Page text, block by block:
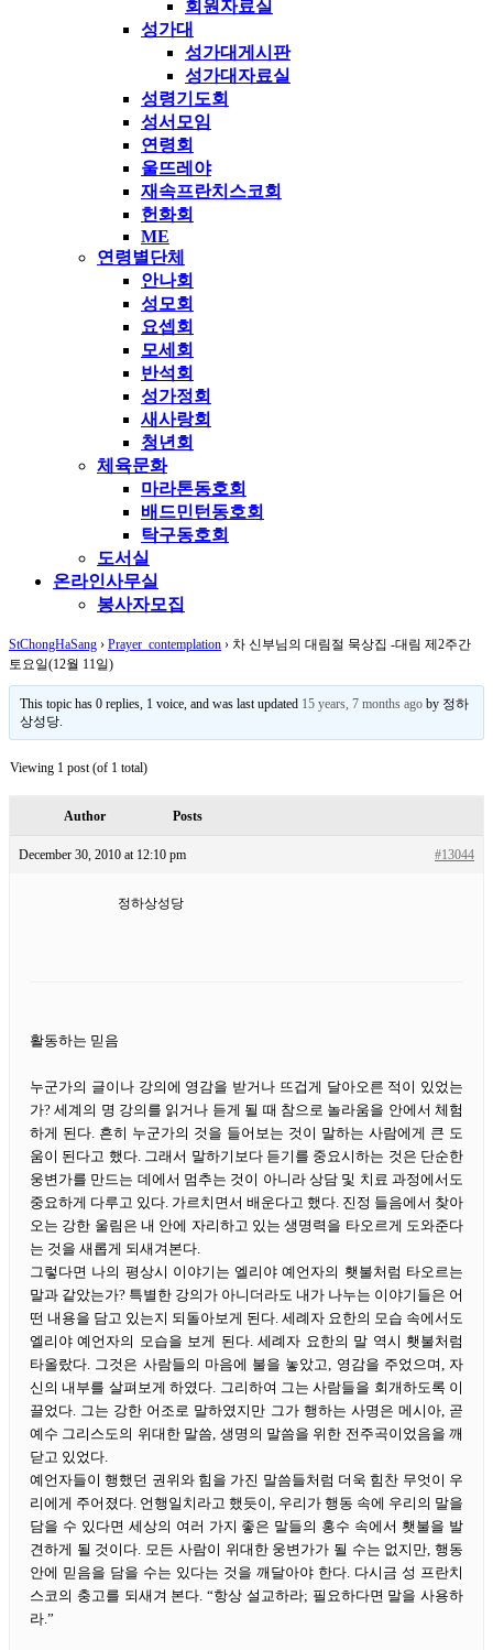
회원자료실
성가대
성가대게시판
성가대자료실
성령기도회
성서모임
연령회
울뜨레야
재속프란치스코회
헌화회
ME
연령별단체
안나회
성모회
요셉회
모세회
반석회
성가정회
새사랑회
청년회
체육문화
마라톤동호회
배드민턴동호회
탁구동호회
도서실
온라인사무실
봉사자모집
StChongHaSang › Prayer_contemplation › 차 신부님의 대림절 묵상집 -대림 제2주간
토요일(12월 11일)
This topic has 0 replies, 1 voice, and was last updated 15 years, 7 months ago by 정하
상성당.
Viewing 1 post (of 1 total)
Author Posts
December 30, 2010 at 12:10 pm #13044
정하상성당
활동하는 믿음
누군가의 글이나 강의에 영감을 받거나 뜨겁게 달아오른 적이 있었는
가? 세계의 명 강의를 읽거나 듣게 될 때 참으로 놀라움을 안에서 체험
하게 된다. 흔히 누군가의 것을 들어보는 것이 말하는 사람에게 큰 도
움이 된다고 했다. 그래서 말하기보다 듣기를 중요시하는 것은 단순한
웅변가를 만드는 데에서 멈추는 것이 아니라 상담 및 치료 과정에서도
중요하게 다루고 있다. 가르치면서 배운다고 했다. 진정 들음에서 찾아
오는 강한 울림은 내 안에 자리하고 있는 생명력을 타오르게 도와준다
는 것을 새롭게 되새겨본다.
그렇다면 나의 평상시 이야기는 엘리야 예언자의 횃불처럼 타오르는
말과 같았는가? 특별한 강의가 아니더라도 내가 나누는 이야기들은 어
떤 내용을 담고 있는지 되돌아보게 된다. 세례자 요한의 모습 속에서도
엘리야 예언자의 모습을 보게 된다. 세례자 요한의 말 역시 횃불처럼
타올랐다. 그것은 사람들의 마음에 불을 놓았고, 영감을 주었으며, 자
신의 내부를 살펴보게 하였다. 그리하여 그는 사람들을 회개하도록 이
끌었다. 그는 강한 어조로 말하였지만 그가 행하는 사명은 메시아, 곧
예수 그리스도의 위대한 말씀, 생명의 말씀을 위한 전주곡이었음을 깨
닫고 있었다.
예언자들이 행했던 권위와 힘을 가진 말씀들처럼 더욱 힘찬 무엇이 우
리에게 주어졌다. 언행일치라고 했듯이, 우리가 행동 속에 우리의 말을
담을 수 있다면 세상의 여러 가지 좋은 말들의 홍수 속에서 횃불을 발
견하게 될 것이다. 모든 사람이 위대한 웅변가가 될 수는 없지만, 행동
안에 믿음을 담을 수는 있다는 것을 깨달아야 한다. 다시금 성 프란치
스코의 충고를 되새겨 본다. “항상 설교하라; 필요하다면 말을 사용하
라.”